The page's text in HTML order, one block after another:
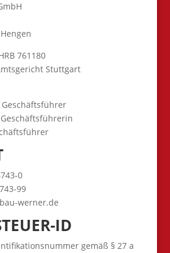
761180
Stuttgart
0
99
werner.de
ID
gemäß § 27 a